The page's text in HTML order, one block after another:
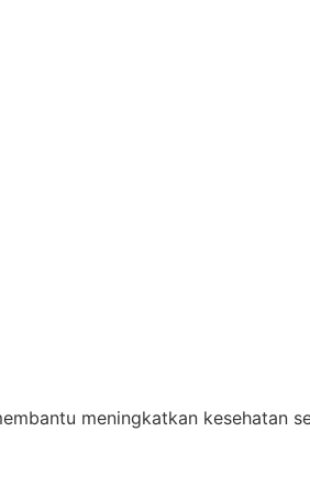
meningkatkan kesehatan